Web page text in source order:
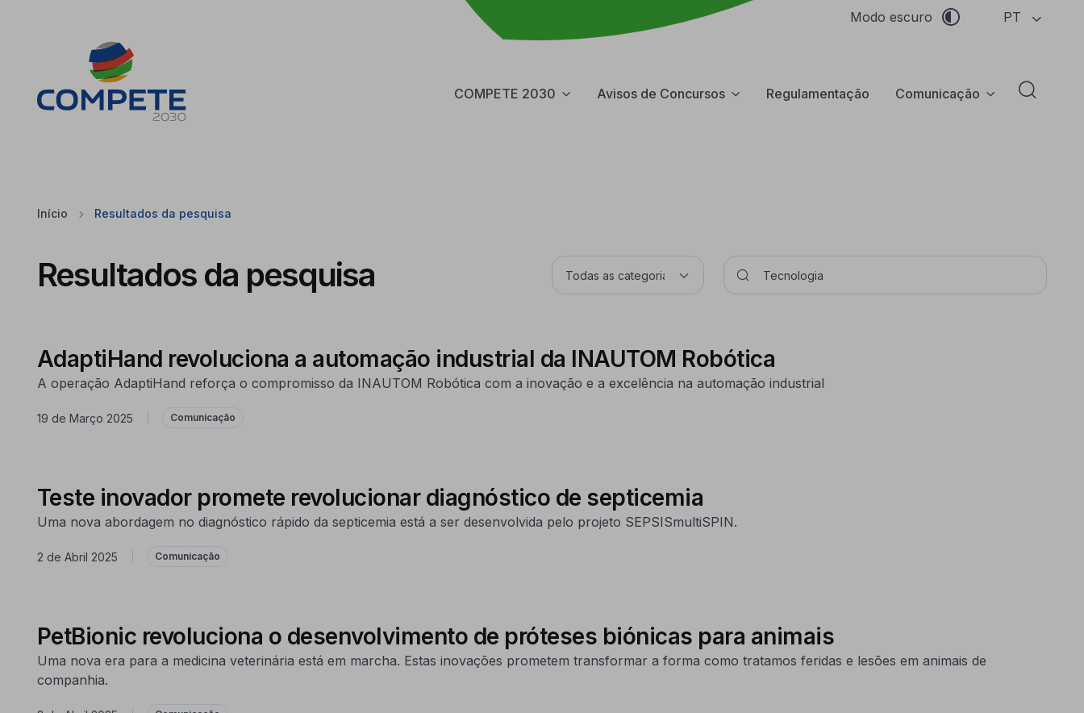
Modo escuro PT
COMPETE 2030 Avisos de Concursos Regulamentação Comunicação Abrir
Início Resultados da pesquisa
Resultados da pesquisa
AdaptiHand revoluciona a automação industrial da INAUTOM Robótica
A operação AdaptiHand reforça o compromisso da INAUTOM Robótica com a inovação e a excelência na automação industrial
19 de Março 2025 Comunicação
Teste inovador promete revolucionar diagnóstico de septicemia
Uma nova abordagem no diagnóstico rápido da septicemia está a ser desenvolvida pelo projeto SEPSISmultiSPIN.
2 de Abril 2025 Comunicação
PetBionic revoluciona o desenvolvimento de próteses biónicas para animais
Uma nova era para a medicina veterinária está em marcha. Estas inovações prometem transformar a forma como tratamos feridas e lesões em animais de
companhia.